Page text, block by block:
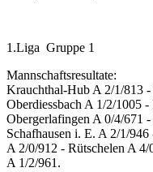
1.Liga Gruppe 1
Mannschaftsresultate:
Krauchthal-Hub A 2/1/813
Oberdiessbach A 1/2/1005
Obergerlafingen A 0/4/671
Schafhausen i. E. A 2/1/
A 2/0/912 - Rütschelen A
A 1/2/961.